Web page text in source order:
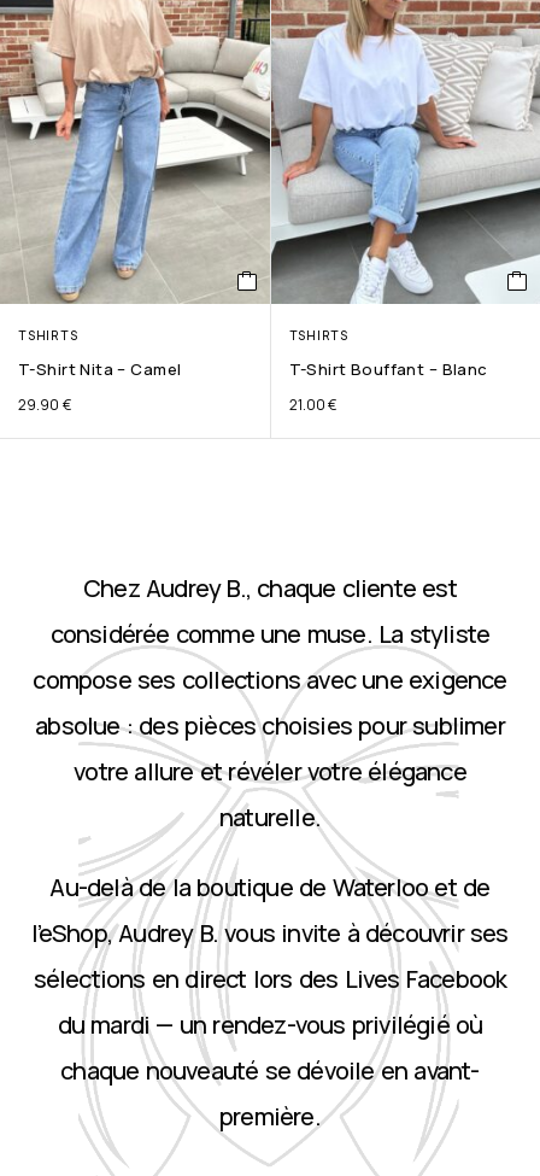
TSHIRTS
T-Shirt Nita – Camel
29.90 €
TSHIRTS
T-Shirt Bouffant – Blanc
21.00€
Chez Audrey B., chaque cliente est
considérée comme une muse. La styliste
compose ses collections avec une exigence
absolue : des pièces choisies pour sublimer
votre allure et révéler votre élégance
naturelle.
Au-delà de la boutique de Waterloo et de
l’eShop, Audrey B. vous invite à découvrir ses
sélections en direct lors des Lives Facebook
du mardi — un rendez-vous privilégié où
chaque nouveauté se dévoile en avant-
première.